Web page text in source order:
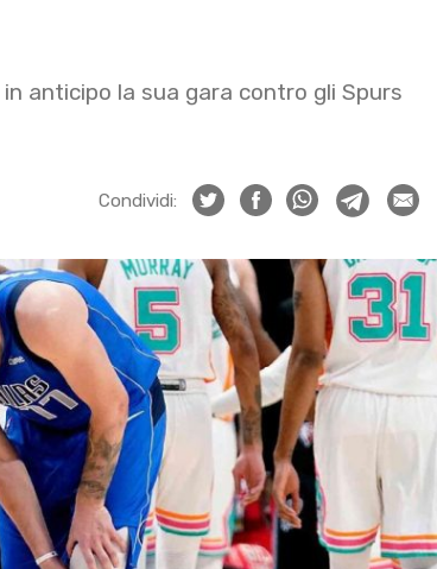
anticipo la sua gara contro gli Spurs
Condividi: